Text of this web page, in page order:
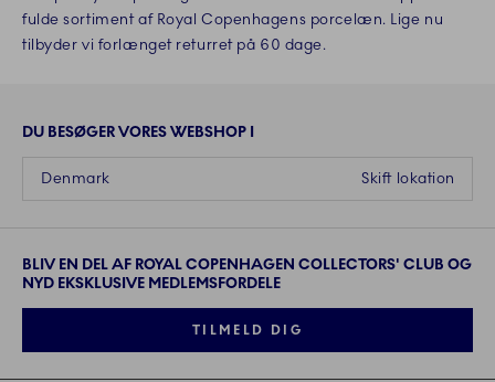
fulde sortiment af Royal Copenhagens porcelæn. Lige nu
tilbyder vi forlænget returret på 60 dage.
DU BESØGER VORES WEBSHOP I
Skift lokation
Denmark
BLIV EN DEL AF ROYAL COPENHAGEN COLLECTORS' CLUB OG
NYD EKSKLUSIVE MEDLEMSFORDELE
TILMELD DIG